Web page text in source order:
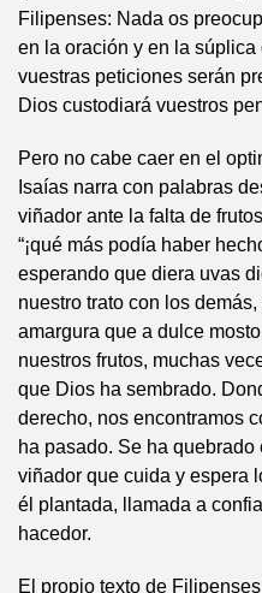
Filipenses: Nada os
en la oración y en la
vuestras peticiones serán
Dios custodiará vuestros
Pero no cabe caer en el
Isaías narra con palabras
viñador ante la falta de
“¡qué más podía haber
esperando que diera uvas
nuestro trato con los
amargura que a dulce
nuestros frutos, muchas
que Dios ha sembrado.
derecho, nos encontramos
ha pasado. Se ha
viñador que cuida y espera
él plantada, llamada a
hacedor.
El propio texto de